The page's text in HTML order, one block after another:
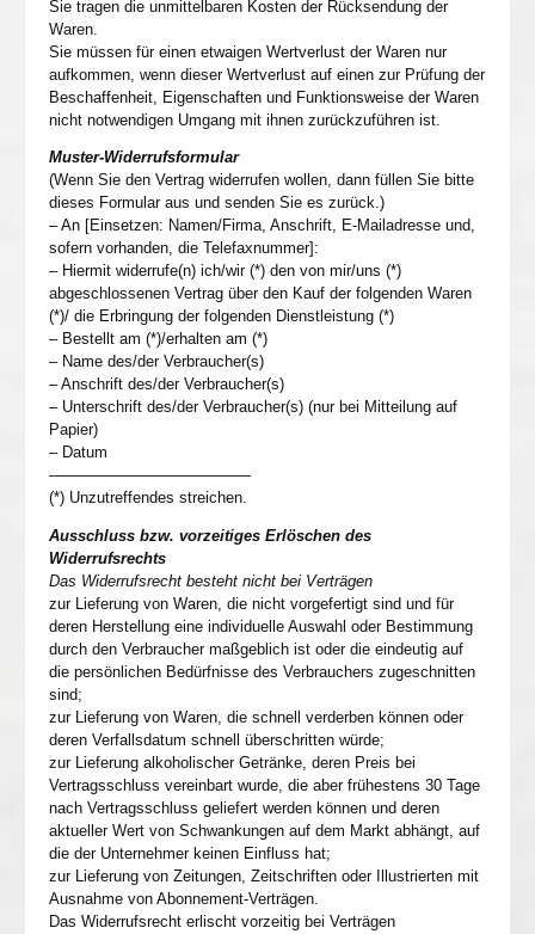
Sie tragen die unmittelbaren Kosten der Rücksendung der
Waren.
Sie müssen für einen etwaigen Wertverlust der Waren nur
aufkommen, wenn dieser Wertverlust auf einen zur Prüfung der
Beschaffenheit, Eigenschaften und Funktionsweise der Waren
nicht notwendigen Umgang mit ihnen zurückzuführen ist.
Muster-Widerrufsformular
(Wenn Sie den Vertrag widerrufen wollen, dann füllen Sie bitte
dieses Formular aus und senden Sie es zurück.)
– An [Einsetzen: Namen/Firma, Anschrift, E-Mailadresse und,
sofern vorhanden, die Telefaxnummer]:
– Hiermit widerrufe(n) ich/wir (*) den von mir/uns (*)
abgeschlossenen Vertrag über den Kauf der folgenden Waren
(*)/ die Erbringung der folgenden Dienstleistung (*)
– Bestellt am (*)/erhalten am (*)
– Name des/der Verbraucher(s)
– Anschrift des/der Verbraucher(s)
– Unterschrift des/der Verbraucher(s) (nur bei Mitteilung auf
Papier)
– Datum
—————————————
(*) Unzutreffendes streichen.
Ausschluss bzw. vorzeitiges Erlöschen des
Widerrufsrechts
Das Widerrufsrecht besteht nicht bei Verträgen
zur Lieferung von Waren, die nicht vorgefertigt sind und für
deren Herstellung eine individuelle Auswahl oder Bestimmung
durch den Verbraucher maßgeblich ist oder die eindeutig auf
die persönlichen Bedürfnisse des Verbrauchers zugeschnitten
sind;
zur Lieferung von Waren, die schnell verderben können oder
deren Verfallsdatum schnell überschritten würde;
zur Lieferung alkoholischer Getränke, deren Preis bei
Vertragsschluss vereinbart wurde, die aber frühestens 30 Tage
nach Vertragsschluss geliefert werden können und deren
aktueller Wert von Schwankungen auf dem Markt abhängt, auf
die der Unternehmer keinen Einfluss hat;
zur Lieferung von Zeitungen, Zeitschriften oder Illustrierten mit
Ausnahme von Abonnement-Verträgen.
Das Widerrufsrecht erlischt vorzeitig bei Verträgen